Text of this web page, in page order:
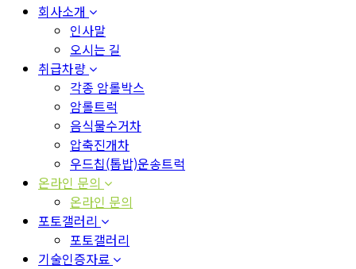
회사소개
인사말
오시는 길
취급차량
각종 암롤박스
암롤트럭
음식물수거차
압축진개차
우드칩(톱밥)운송트럭
온라인 문의
온라인 문의
포토갤러리
포토갤러리
기술인증자료